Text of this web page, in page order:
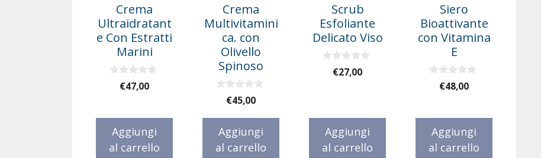
Crema
Ultraidratant
e Con Estratti
Marini
€47,00
Aggiungi
al carrello
Crema
Multivitamini
ca. con
Olivello
Spinoso
€45,00
Aggiungi
al carrello
Scrub
Esfoliante
Delicato Viso
€27,00
Aggiungi
al carrello
Siero
Bioattivante
con Vitamina
E
€48,00
Aggiungi
al carrello